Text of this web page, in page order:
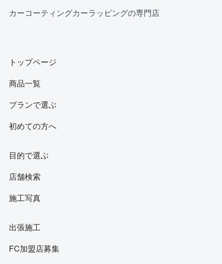
カーコーティングカーラッピングの専門店
トップページ
商品一覧
プランで選ぶ
初めての方へ
目的で選ぶ
店舗検索
施工写真
出張施工
FC加盟店募集